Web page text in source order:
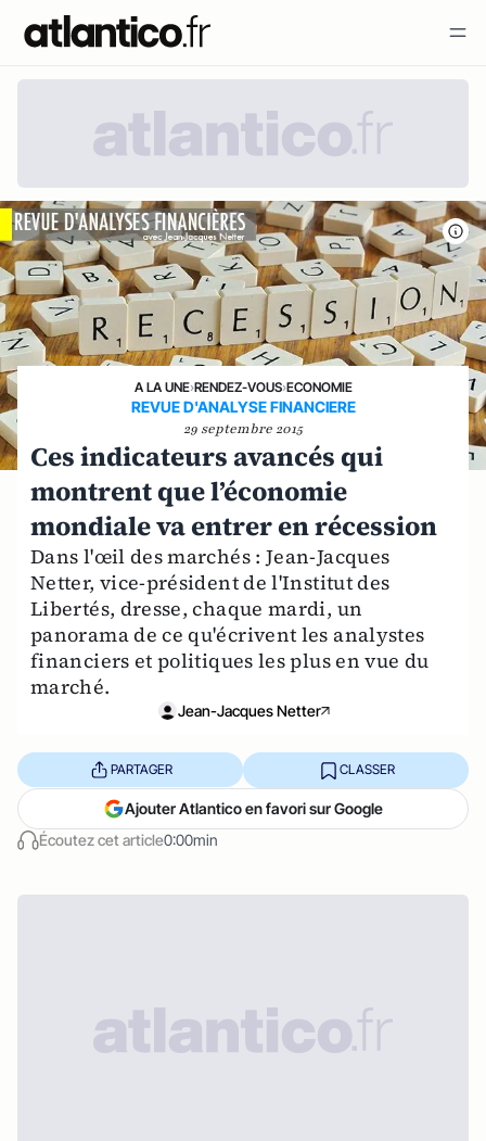
A LA UNE›RENDEZ-VOUS›ECONOMIE
REVUE D'ANALYSE FINANCIERE
29 septembre 2015
Ces indicateurs avancés qui
montrent que l’économie
mondiale va entrer en récession
Dans l'œil des marchés : Jean-Jacques
Netter, vice-président de l'Institut des
Libertés, dresse, chaque mardi, un
panorama de ce qu'écrivent les analystes
financiers et politiques les plus en vue du
marché.
Jean-Jacques Netter
Écoutez cet article0:00min
PARTAGER CLASSER
Ajouter Atlantico en favori sur Google